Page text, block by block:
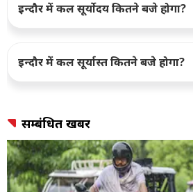
इन्दौर में कल सूर्योदय कितने बजे होगा?
इन्दौर में कल सूर्यास्त कितने बजे होगा?
सम्बंधित खबर